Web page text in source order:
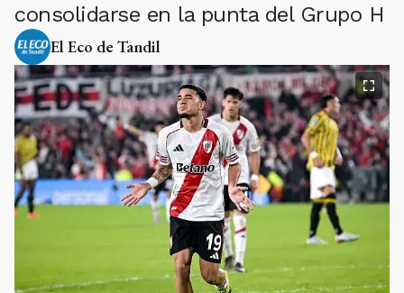
consolidarse en la punta del Grupo H
El Eco de Tandil